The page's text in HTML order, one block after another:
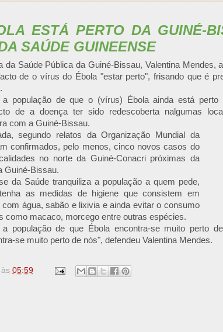
ESTÁ PERTO DA GUINÉ-
SAÚDE GUINEENSE
da Saúde Pública da Guiné-Bissau, Valentina Mendes,
de o vírus do Ébola "estar perto", frisando que é
a população de que o (vírus) Ébola ainda está
de a doença ter sido redescoberta nalgumas
com a Guiné-Bissau.
segundo relatos da Organização Mundial da
confirmados, pelo menos, cinco novos casos do
no norte da Guiné-Conacri próximas da
Guiné-Bissau.
da Saúde tranquiliza a população a quem pede,
as medidas de higiene que consistem em
água, sabão e lixivia e ainda evitar o consumo
como macaco, morcego entre outras espécies.
a população de que Ébola encontra-se muito perto
se muito perto de nós", defendeu Valentina Mendes.
às 05:59